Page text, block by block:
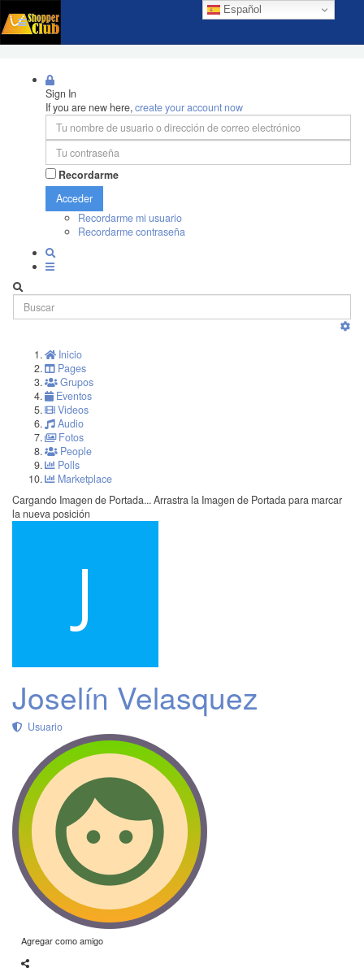
Español
Sign In
If you are new here,create your account now
Recordarme
Acceder
Recordarme mi usuario
Recordarme contraseña
Inicio
Pages
Grupos
Eventos
Videos
Audio
Fotos
People
Polls
Marketplace
Cargando Imagen de Portada... Arrastra la Imagen de Portada para marcar
la nueva posición
Joselín Velasquez
Usuario
Agregar como amigo